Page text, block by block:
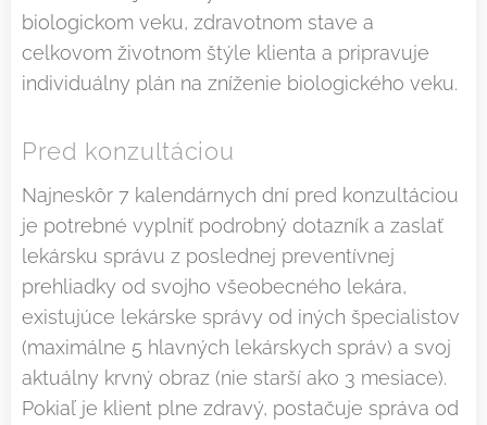
biologickom veku, zdravotnom stave a
celkovom životnom štýle klienta a pripravuje
individuálny plán na zníženie biologického veku.
Pred konzultáciou
Najneskôr 7 kalendárnych dní pred konzultáciou
je potrebné vyplniť podrobný dotazník a zaslať
lekársku správu z poslednej preventívnej
prehliadky od svojho všeobecného lekára,
existujúce lekárske správy od iných špecialistov
(maximálne 5 hlavných lekárskych správ) a svoj
aktuálny krvný obraz (nie starší ako 3 mesiace).
Pokiaľ je klient plne zdravý, postačuje správa od